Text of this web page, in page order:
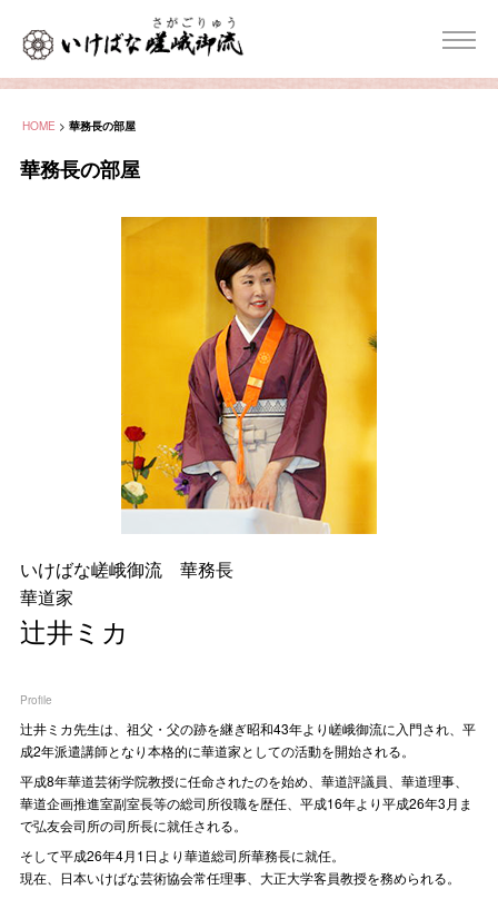
HOME > 華務長の部屋
華務長の部屋
いけばな嵯峨御流 華務長
華道家
辻井ミカ
Profile
辻󠄀井ミカ先生は、祖父・父の跡を継ぎ昭和43年より嵯峨御流に入門され、平
成2年派遣講師となり本格的に華道家としての活動を開始される。
平成8年華道芸術学院教授に任命されたのを始め、華道評議員、華道理事、
華道企画推進室副室長等の総司所役職を歴任、平成16年より平成26年3月ま
で弘友会司所の司所長に就任される。
そして平成26年4月1日より華道総司所華務長に就任。
現在、日本いけばな芸術協会常任理事、大正大学客員教授を務められる。